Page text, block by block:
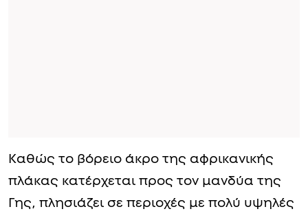
Καθώς το βόρειο άκρο της αφρικανικής
πλάκας κατέρχεται προς τον μανδύα της
Γης, πλησιάζει σε περιοχές με πολύ υψηλές